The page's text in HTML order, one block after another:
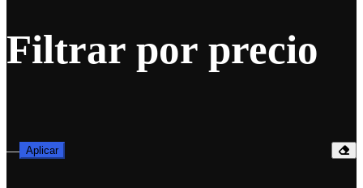
Filtrar por precio
— Aplicar